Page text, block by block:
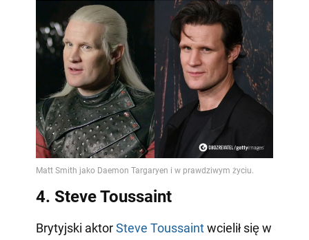
4. Steve Toussaint
Brytyjski aktorSteve Toussaintwcielił się w